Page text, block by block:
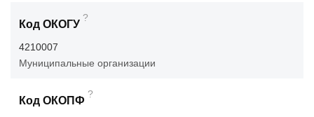
Код ОКОГУ
?
4210007
Муниципальные организации
Код ОКОПФ
?